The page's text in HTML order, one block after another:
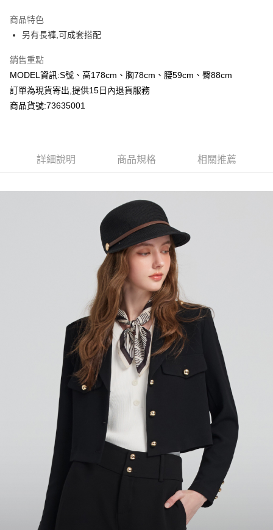
Apple Pay
Google Pay
運送方式
全家付款取貨
每筆NT$80，滿NT$2,000(含以上)免運費
每筆NT$80，滿NT$2,000(含以上)免運費
每筆NT$80，滿NT$2,000(含以上)免運費
每筆NT$120，滿NT$2,000(含以上)免運費
每筆NT$400，滿NT$2,000(含以上)免運費
付款後門市自取
國家/地區配送
商品特色
另有長褲,可成套搭配
銷售重點
MODEL資訊:S號、高178cm、胸78cm、腰59cm、臀88cm
訂單為現貨寄出,提供15日內退貨服務
商品貨號:73635001
詳細說明 商品規格 相關推薦